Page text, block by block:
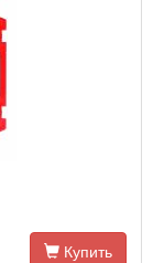
Купить